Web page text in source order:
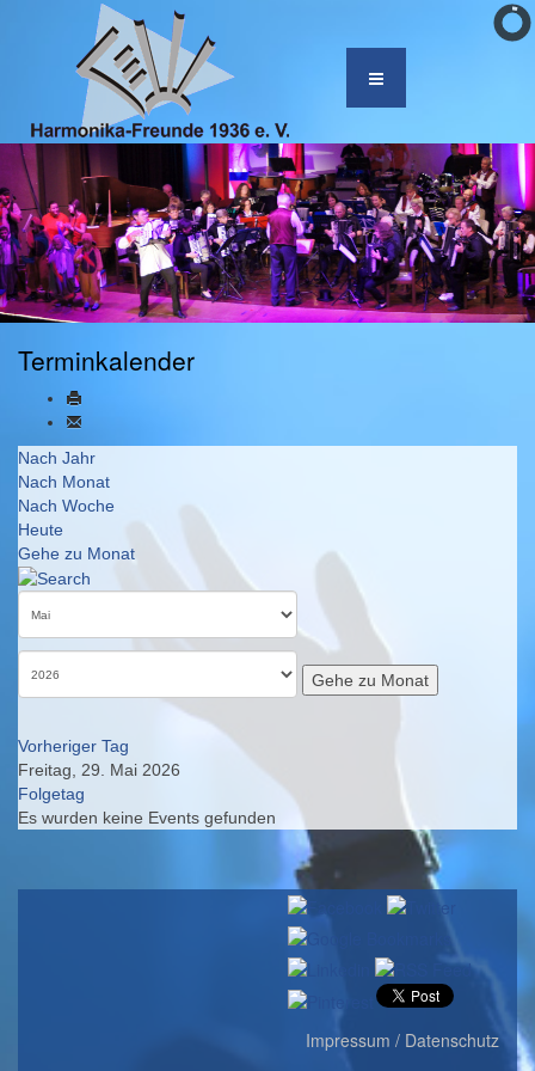
Terminkalender
Nach Jahr
Nach Monat
Nach Woche
Heute
Gehe zu Monat
Gehe zu Monat
Vorheriger Tag
Freitag, 29. Mai 2026
Folgetag
Es wurden keine Events gefunden
Impressum / Datenschutz